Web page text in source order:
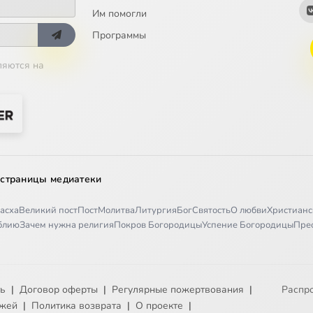
на
Им помогли
Программы
медиатеки
Великий постПостМолитваЛитургияБогСвятостьО любви
Зачем нужна религияПокров БогородицыУспение Богородицы
| Договор оферты | Регулярные пожертвования |
| Политика возврата | О проекте |